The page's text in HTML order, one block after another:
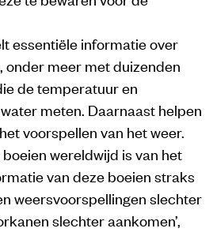
essentiële informatie over
meer met duizenden
de temperatuur en
meten. Daarnaast helpen
voorspellen van het weer.
wereldwijd is van het
van deze boeien straks
weersvoorspellingen slechter
slechter aankomen’,